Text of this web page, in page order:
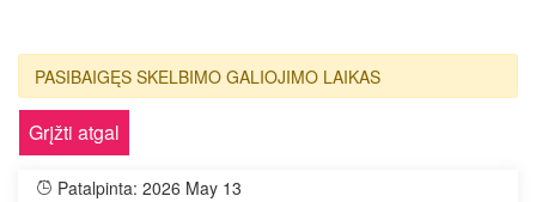
PASIBAIGĘS SKELBIMO GALIOJIMO LAIKAS
Grįžti atgal
Patalpinta: 2026 May 13